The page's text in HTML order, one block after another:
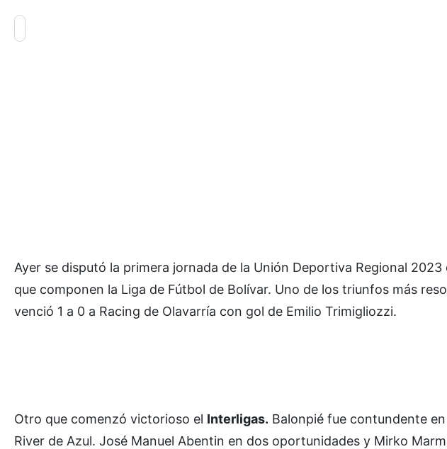
Ayer se disputó la primera jornada de la Unión Deportiva Regional
que componen la Liga de Fútbol de Bolívar. Uno de los triunfos más
venció 1 a 0 a Racing de Olavarría con gol de Emilio Trimigliozzi.
Otro que comenzó victorioso el Interligas. Balonpié fue contundente
River de Azul. José Manuel Abentin en dos oportunidades y Mirko